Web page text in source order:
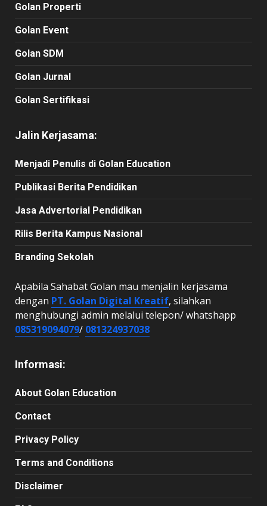
Golan Properti
Golan Event
Golan SDM
Golan Jurnal
Golan Sertifikasi
Jalin Kerjasama:
Menjadi Penulis di Golan Education
Publikasi Berita Pendidikan
Jasa Advertorial Pendidikan
Rilis Berita Kampus Nasional
Branding Sekolah
Apabila Sahabat Golan mau menjalin kerjasama
dengan PT. Golan Digital Kreatif, silahkan
menghubungi admin melalui telepon/ whatshapp
085319094079/ 081324937038
Informasi:
About Golan Education
Contact
Privacy Policy
Terms and Conditions
Disclaimer